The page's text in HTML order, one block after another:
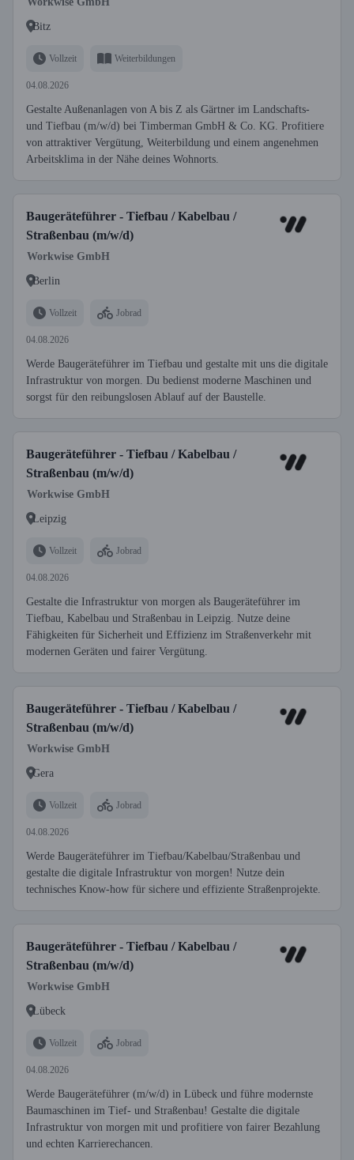
Bitz
Vollzeit Weiterbildungen
04.08.2026
Gestalte Außenanlagen von A bis Z als Gärtner im Landschafts-
und Tiefbau (m/w/d) bei Timberman GmbH & Co. KG. Profitiere
von attraktiver Vergütung, Weiterbildung und einem angenehmen
Arbeitsklima in der Nähe deines Wohnorts.
Baugeräteführer - Tiefbau / Kabelbau /
Straßenbau (m/w/d)
Workwise GmbH
Berlin
Vollzeit Jobrad
04.08.2026
Werde Baugeräteführer im Tiefbau und gestalte mit uns die digitale
Infrastruktur von morgen. Du bedienst moderne Maschinen und
sorgst für den reibungslosen Ablauf auf der Baustelle.
Baugeräteführer - Tiefbau / Kabelbau /
Straßenbau (m/w/d)
Workwise GmbH
Leipzig
Vollzeit Jobrad
04.08.2026
Gestalte die Infrastruktur von morgen als Baugeräteführer im
Tiefbau, Kabelbau und Straßenbau in Leipzig. Nutze deine
Fähigkeiten für Sicherheit und Effizienz im Straßenverkehr mit
modernen Geräten und fairer Vergütung.
Baugeräteführer - Tiefbau / Kabelbau /
Straßenbau (m/w/d)
Workwise GmbH
Gera
Vollzeit Jobrad
04.08.2026
Werde Baugeräteführer im Tiefbau/Kabelbau/Straßenbau und
gestalte die digitale Infrastruktur von morgen! Nutze dein
technisches Know-how für sichere und effiziente Straßenprojekte.
Baugeräteführer - Tiefbau / Kabelbau /
Straßenbau (m/w/d)
Workwise GmbH
Lübeck
Vollzeit Jobrad
04.08.2026
Werde Baugeräteführer (m/w/d) in Lübeck und führe modernste
Baumaschinen im Tief- und Straßenbau! Gestalte die digitale
Infrastruktur von morgen mit und profitiere von fairer Bezahlung
und echten Karrierechancen.